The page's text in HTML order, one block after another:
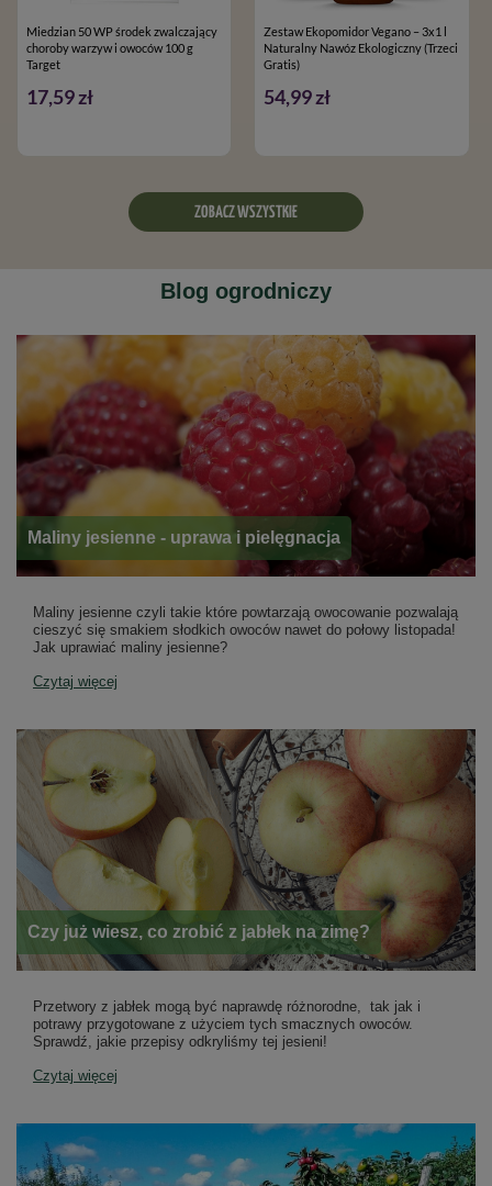
Miedzian 50 WP środek zwalczający
choroby warzyw i owoców 100 g
Target
17,59 zł
Zestaw Ekopomidor Vegano – 3x1 l
Naturalny Nawóz Ekologiczny (Trzeci
Gratis)
54,99 zł
ZOBACZ WSZYSTKIE
Blog ogrodniczy
Maliny jesienne - uprawa i pielęgnacja
Maliny jesienne czyli takie które powtarzają owocowanie pozwalają
cieszyć się smakiem słodkich owoców nawet do połowy listopada!
Jak uprawiać maliny jesienne?
Czytaj więcej
Czy już wiesz, co zrobić z jabłek na zimę?
Przetwory z jabłek mogą być naprawdę różnorodne, tak jak i
potrawy przygotowane z użyciem tych smacznych owoców.
Sprawdź, jakie przepisy odkryliśmy tej jesieni!
Czytaj więcej